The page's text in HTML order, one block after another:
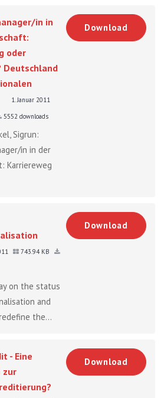
in in
oder
Deutschland
1. Januar 2011
5552 downloads
Sigrun:
in in der
Karriereweg
Download
743.94 KB
on the status
and
the...
Download
- Eine
zur
Download